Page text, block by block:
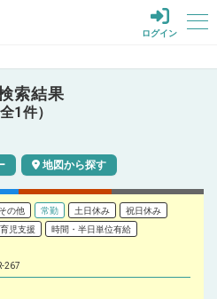
ログイン
索結果
全1件）
地図から探す
その他 常勤 土日休み
祝日休み
育児支援
時間・半日単位有給
267